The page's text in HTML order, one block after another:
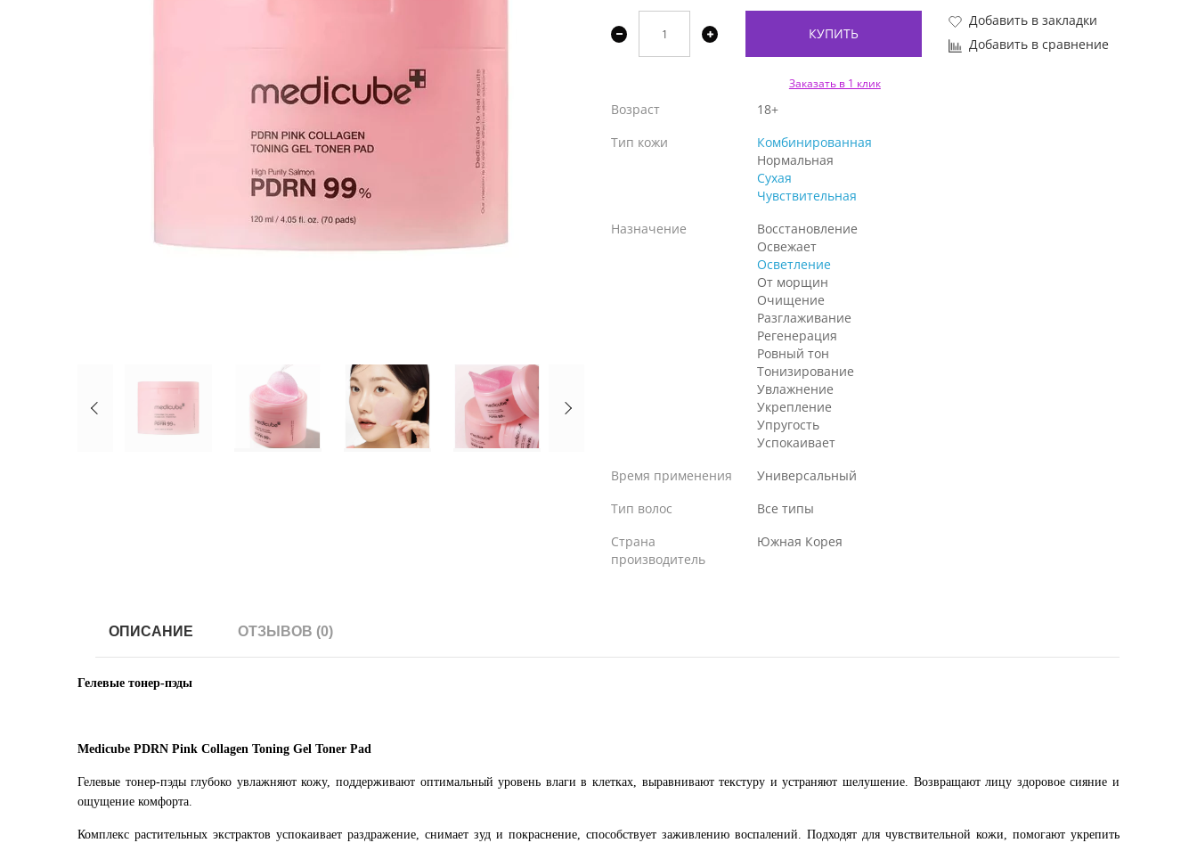
КУПИТЬ
Добавить в закладки
Добавить в сравнение
Заказать в 1 клик
Возраст
18+
Тип кожи
Комбинированная
Нормальная
Сухая
Чувствительная
Назначение
Восстановление
Освежает
Осветление
От морщин
Очищение
Разглаживание
Регенерация
Ровный тон
Тонизирование
Увлажнение
Укрепление
Упругость
Успокаивает
Время применения
Универсальный
Тип волос
Все типы
Страна
производитель
Южная Корея
ОПИСАНИЕ ОТЗЫВОВ (0)
Гелевые тонер-пэды
Medicube PDRN Pink Collagen Toning Gel Toner Pad
Гелевые тонер-пэды глубоко увлажняют кожу, поддерживают оптимальный уровень влаги в клетках, выравнивают текстуру и устраняют шелушение. Возвращают лицу здоровое сияние и
ощущение комфорта.
Комплекс растительных экстрактов успокаивает раздражение, снимает зуд и покраснение, способствует заживлению воспалений. Подходят для чувствительной кожи, помогают укрепить